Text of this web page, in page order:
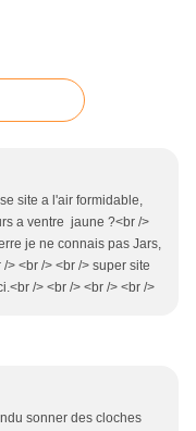
site a l'air formidable,
a ventre jaune ?<br />
je ne connais pas Jars,
> <br /> <br /> super site
/> <br /> <br /> <br />
sonner des cloches